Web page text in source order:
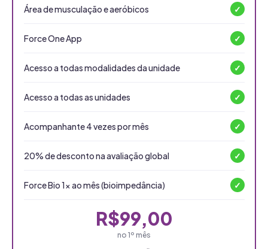
Área de musculação e aeróbicos ✓
Force One App ✓
Acesso a todas modalidades da unidade ✓
Acesso a todas as unidades ✓
Acompanhante 4 vezes por mês ✓
20% de desconto na avaliação global ✓
Force Bio 1x ao mês (bioimpedância) ✓
R$99,00
no 1º mês